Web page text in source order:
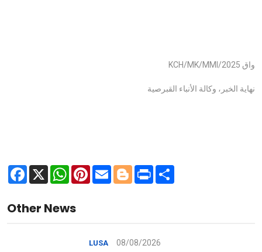
واق KCH/MK/MMI/2025
نهاية الخبر، وكالة الأنباء القبرصية
Facebook
X WhatsApp
Pinterest
Email Blogger
Print
Other News
LUSA 08/08/2026